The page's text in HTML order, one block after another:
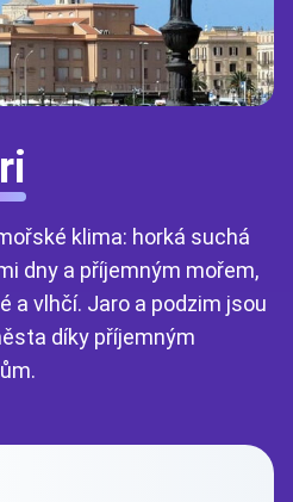
klima: horká suchá
dny a příjemným mořem,
a vlhčí. Jaro a podzim jsou
díky příjemným